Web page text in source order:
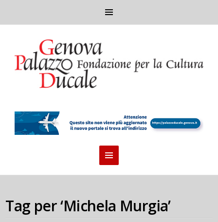
Tag per ‘Michela Murgia’